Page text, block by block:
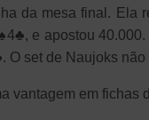
da mesa final. Ela
e apostou
O set de Naujoks
vantagem em fichas